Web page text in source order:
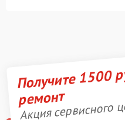
Получите 1500
ремонт
Акция сервисного